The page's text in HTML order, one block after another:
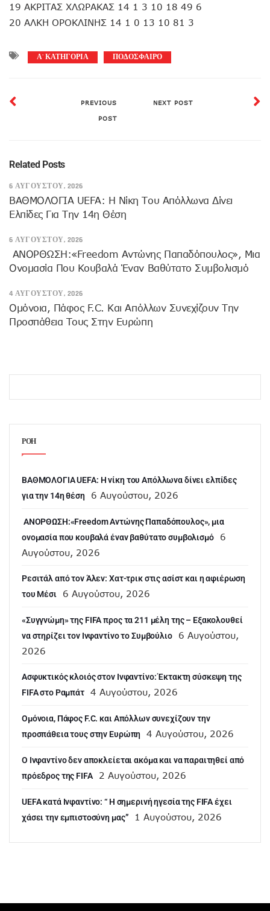
19 ΑΚΡΙΤΑΣ ΧΛΩΡΑΚΑΣ 14 1 3 10 18 49 6
20 ΑΛΚΗ ΟΡΟΚΛΙΝΗΣ 14 1 0 13 10 81 3
Α' ΚΑΤΗΓΟΡΙΑ ΠΟΔΟΣΦΑΙΡΟ
PREVIOUS
POST
NEXT POST
Related Posts
6 ΑΥΓΟΎΣΤΟΥ, 2026
ΒΑΘΜΟΛΟΓΙΑ UEFA: Η Νίκη Του Απόλλωνα Δίνει
Ελπίδες Για Την 14η Θέση
6 ΑΥΓΟΎΣΤΟΥ, 2026
ANOΡΘΩΣΗ:«Freedom Αντώνης Παπαδόπουλος», Μια
Ονομασία Που Κουβαλά Έναν Βαθύτατο Συμβολισμό
4 ΑΥΓΟΎΣΤΟΥ, 2026
Ομόνοια, Πάφος F.C. Και Απόλλων Συνεχίζουν Την
Προσπάθεια Τους Στην Ευρώπη
ΡΟΗ
ΒΑΘΜΟΛΟΓΙΑ UEFA: Η νίκη του Απόλλωνα δίνει ελπίδες
για την 14η θέση
6 Αυγούστου, 2026
ANOΡΘΩΣΗ:«Freedom Αντώνης Παπαδόπουλος», μια
ονομασία που κουβαλά έναν βαθύτατο συμβολισμό
6
Αυγούστου, 2026
Ρεσιτάλ από τον Άλεν: Χατ-τρικ στις ασίστ και η αφιέρωση
του Μέσι
6 Αυγούστου, 2026
«Συγγνώμη» της FIFA προς τα 211 μέλη της – Εξακολουθεί
να στηρίζει τον Ινφαντίνο το Συμβούλιο
6 Αυγούστου,
2026
Ασφυκτικός κλοιός στον Ινφαντίνο: Έκτακτη σύσκεψη της
FIFA στο Ραμπάτ
4 Αυγούστου, 2026
Ομόνοια, Πάφος F.C. και Απόλλων συνεχίζουν την
προσπάθεια τους στην Ευρώπη
4 Αυγούστου, 2026
Ο Ινφαντίνο δεν αποκλείεται ακόμα και να παραιτηθεί από
πρόεδρος της FIFA
2 Αυγούστου, 2026
UEFA κατά Ινφαντίνο: “ H σημερινή ηγεσία της FIFA έχει
χάσει την εμπιστοσύνη μας”
1 Αυγούστου, 2026